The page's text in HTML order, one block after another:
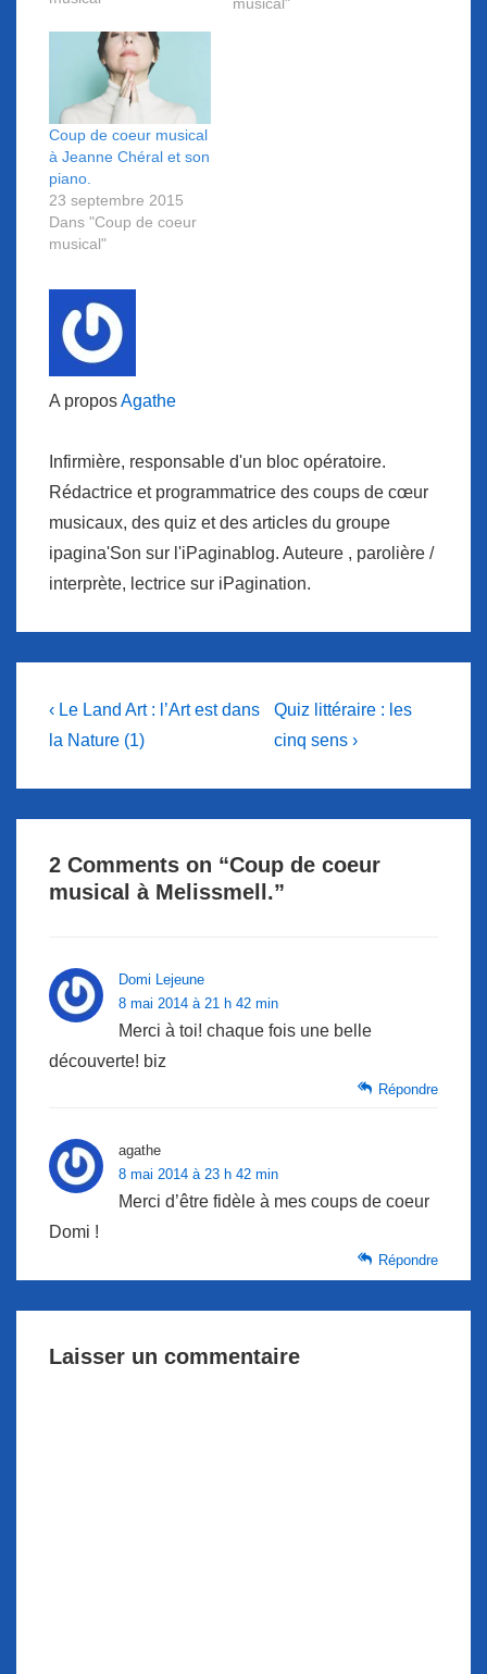
chanson de Renaud.
Coup de coeur musical
à Jeanne Chéral et son
piano.
23 septembre 2015
Dans "Coup de coeur
musical"
A proposAgathe
Infirmière, responsable d'un bloc opératoire.
Rédactrice et programmatrice des coups de cœur
musicaux, des quiz et des articles du groupe
ipagina'Son sur l'iPaginablog. Auteure , parolière /
interprète, lectrice sur iPagination.
Navigation
de
l’article
Previous
Post
‹ Le Land Art : l’Art est dans
la Nature (1)
Next
Post
Quiz littéraire : les
cinq sens ›
2 Comments on “Coup de coeur
musical à Melissmell.”
Domi Lejeune
8 mai 2014 à 21 h 42 min
Merci à toi! chaque fois une belle
découverte! biz
Répondre
agathe
8 mai 2014 à 23 h 42 min
Merci d’être fidèle à mes coups de coeur
Domi !
Répondre
Laisser un commentaire